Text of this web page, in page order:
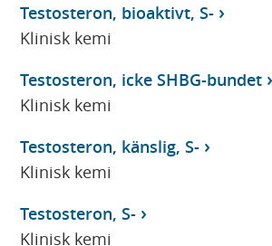
Testosteron, bioaktivt, S-
Klinisk kemi
Testosteron, icke SHBG-bundet
Klinisk kemi
Testosteron, känslig, S-
Klinisk kemi
Testosteron, S-
Klinisk kemi